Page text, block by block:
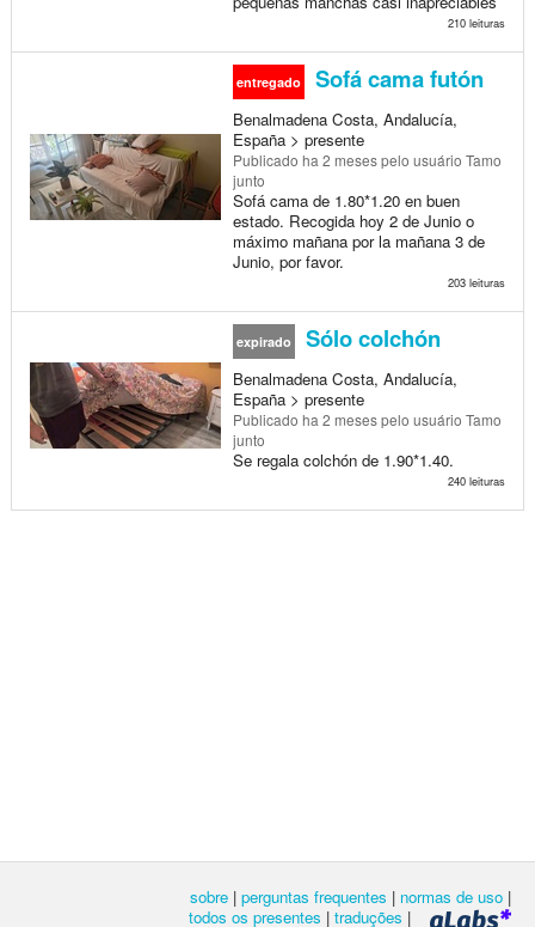
210 leituras
entregado Sofá cama futón
Benalmadena Costa, Andalucía,
España > presente
Publicado ha 2 mesespelo usuário Tamo
junto
Sofá cama de 1.80*1.20 en buen
estado. Recogida hoy 2 de Junio o
máximo mañana por la mañana 3 de
Junio, por favor.
203 leituras
expirado Sólo colchón
Benalmadena Costa, Andalucía,
España > presente
Publicado ha 2 mesespelo usuário Tamo
junto
Se regala colchón de 1.90*1.40.
240 leituras
sobre | perguntas frequentes | normas de uso |
todos os presentes | traduções |